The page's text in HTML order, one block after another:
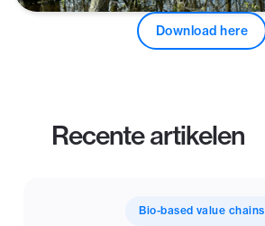
Download here
Recente artikelen
Bio-based value chains